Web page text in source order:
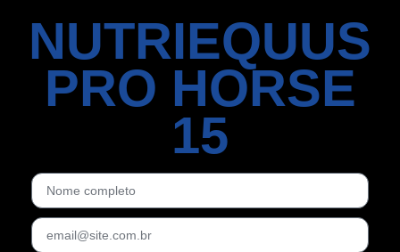
NUTRIEQUUS
PRO HORSE
15